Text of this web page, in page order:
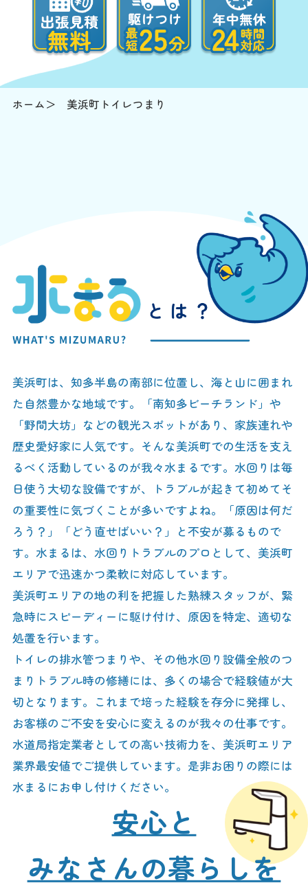
ホーム 美浜町トイレつまり
美浜町は、知多半島の南部に位置し、海と山に囲まれ
た自然豊かな地域です。「南知多ビーチランド」や
「野間大坊」などの観光スポットがあり、家族連れや
歴史愛好家に人気です。そんな美浜町での生活を支え
るべく活動しているのが我々水まるです。水回りは毎
日使う大切な設備ですが、トラブルが起きて初めてそ
の重要性に気づくことが多いですよね。「原因は何だ
ろう？」「どう直せばいい？」と不安が募るもので
す。水まるは、水回りトラブルのプロとして、美浜町
エリアで迅速かつ柔軟に対応しています。
美浜町エリアの地の利を把握した熟練スタッフが、緊
急時にスピーディーに駆け付け、原因を特定、適切な
処置を行います。
トイレの排水管つまりや、その他水回り設備全般のつ
まりトラブル時の修繕には、多くの場合で経験値が大
切となります。これまで培った経験を存分に発揮し、
お客様のご不安を安心に変えるのが我々の仕事です。
水道局指定業者としての高い技術力を、美浜町エリア
業界最安値でご提供しています。是非お困りの際には
水まるにお申し付けください。
安心と
みなさんの暮らしを